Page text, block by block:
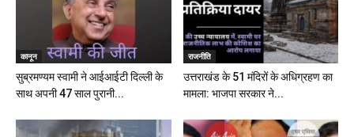
कानून
सुब्रमण्यम स्वामी ने आईआईटी दिल्ली के
साथ अपनी 47 साल पुरानी...
राजनीति
उत्तराखंड के 51 मंदिरों के अधिग्रहण का
मामला: भाजपा सरकार ने...